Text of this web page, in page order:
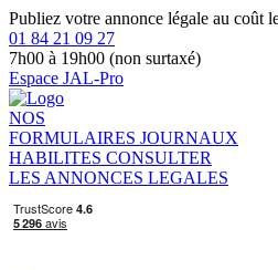
Publiez votre annonce légale au coût
01 84 21 09 27
7h00 à 19h00 (non surtaxé)
Espace JAL-Pro
NOS
FORMULAIRES JOURNAUX
HABILITES CONSULTER
LES ANNONCES LEGALES